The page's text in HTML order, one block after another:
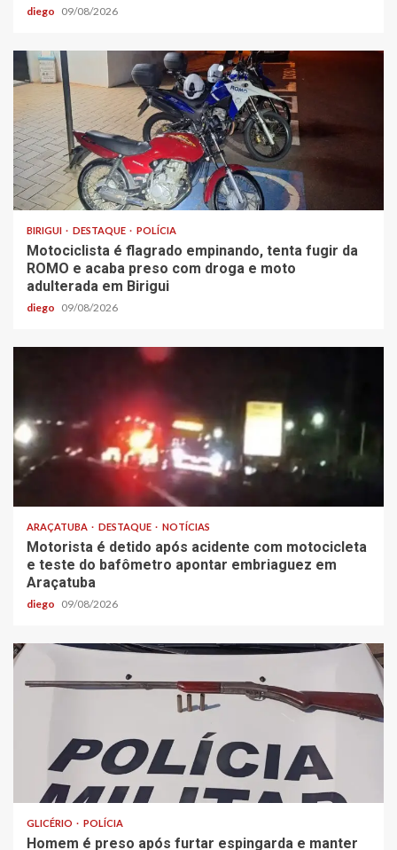
diego 09/08/2026
BIRIGUI DESTAQUE POLÍCIA
Motociclista é flagrado empinando, tenta fugir da
ROMO e acaba preso com droga e moto
adulterada em Birigui
diego 09/08/2026
ARAÇATUBA DESTAQUE NOTÍCIAS
Motorista é detido após acidente com motocicleta
e teste do bafômetro apontar embriaguez em
Araçatuba
diego 09/08/2026
GLICÉRIO POLÍCIA
Homem é preso após furtar espingarda e manter